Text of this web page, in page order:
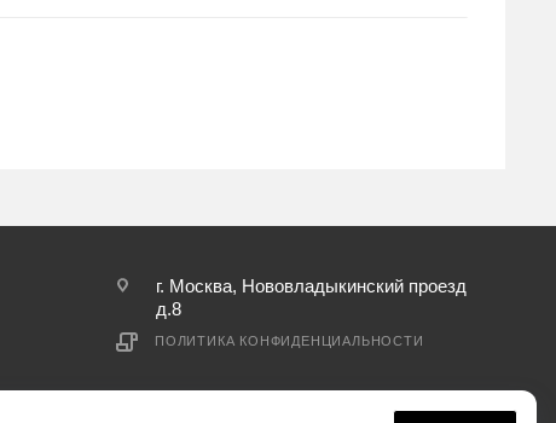
г. Москва, Нововладыкинский проезд
д.8
ПОЛИТИКА КОНФИДЕНЦИАЛЬНОСТИ